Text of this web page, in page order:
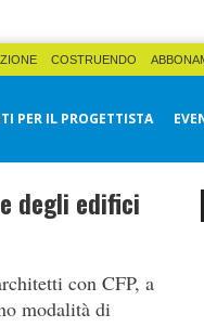
COSTRUENDO
PER IL PROGETTISTA
degli edifici
con CFP, a
modalità di